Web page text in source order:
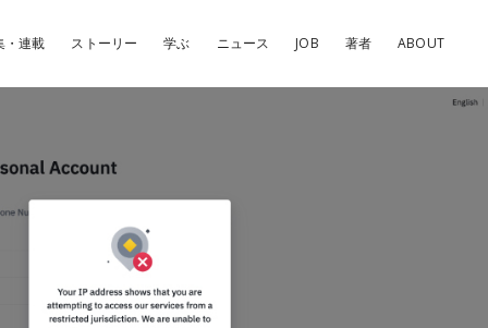
・連載 ストーリー 学ぶ ニュース JOB 著者 ABOUT